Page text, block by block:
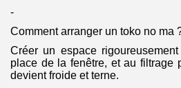
-
Comment arranger un toko no ma
Créer un espace
place de la fenêtre, et au filtrage
devient froide et terne.